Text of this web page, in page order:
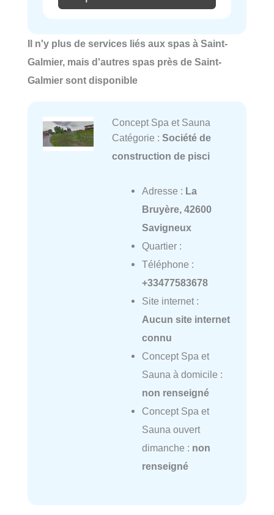
Il n'y plus de services liés aux spas à Saint-
Galmier, mais d'autres spas près de Saint-
Galmier sont disponible
Concept Spa et Sauna
Catégorie : Société de
construction de pisci
Adresse : La
Bruyère, 42600
Savigneux
Quartier :
Téléphone :
+33477583678
Site internet :
Aucun site internet
connu
Concept Spa et
Sauna à domicile :
non renseigné
Concept Spa et
Sauna ouvert
dimanche : non
renseigné